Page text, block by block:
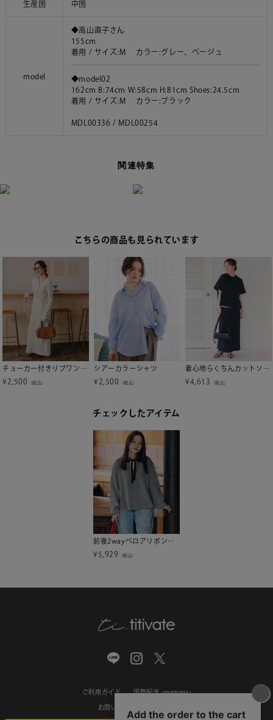
生産国 中国
model
◆高山直子さん
155cm
着用 / サイズ:M カラー:グレー、ベージュ
◆model02
162cm B:74cm W:58cm H:81cm Shoes:24.5cm
着用 / サイズ:M カラー:ブラック
MDL00336 / MDL00254
関連特集
こちらの商品も見られています
チョーカー付きリブワンピース
¥ 2,500 （税込）
シアーカラーシャツ
¥ 2,500 （税込）
着心地らくちんカットソーセットアップ
¥4,613 （税込）
チェックしたアイテム
前後2wayベロアリボンフリルニットトップス
¥ 5,929 （税込）
ご利用ガイド 国際配送 -overseas-
お問い合わせ